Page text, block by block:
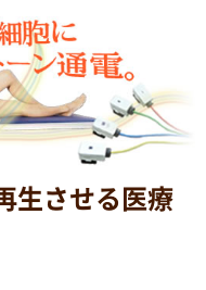
生させる医療